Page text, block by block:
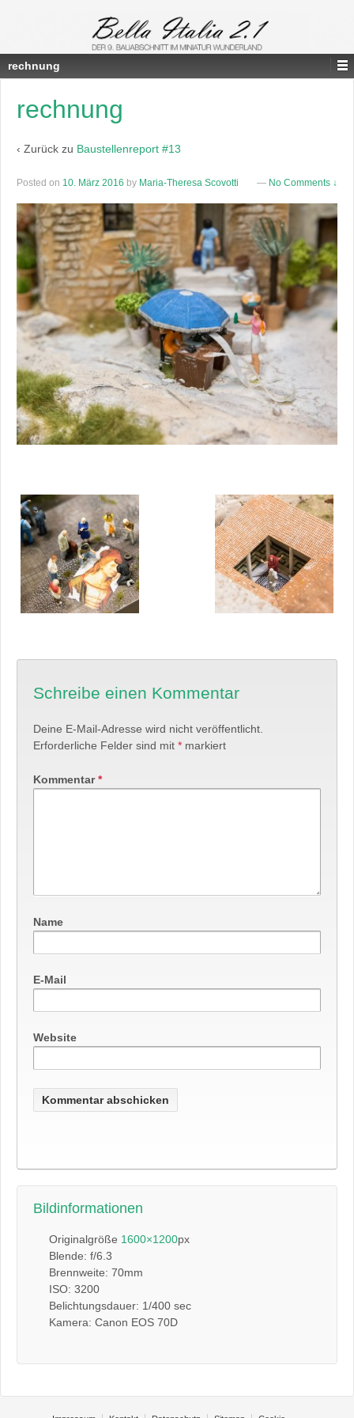
rechnung
rechnung
‹ Zurück zu Baustellenreport #13
Posted on 10. März 2016 by Maria-Theresa Scovotti — No Comments ↓
Schreibe einen Kommentar
Deine E-Mail-Adresse wird nicht veröffentlicht.
Erforderliche Felder sind mit * markiert
Kommentar*
Name
E-Mail
Website
Bildinformationen
Originalgröße 1600×1200px
Blende: f/6.3
Brennweite: 70mm
ISO: 3200
Belichtungsdauer: 1/400 sec
Kamera: Canon EOS 70D